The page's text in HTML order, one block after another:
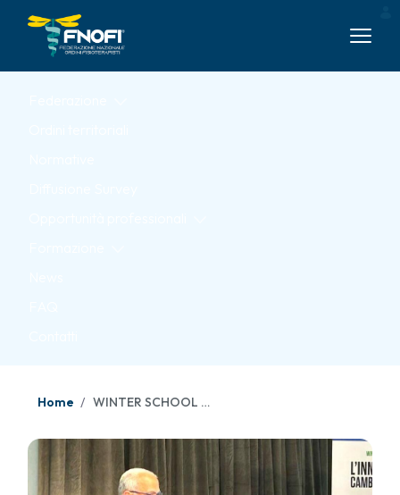
Skip to Main Content
Home WINTER SCHOOL MOTORE SANITA’ 2024: L’ INTERVENTO DI PIERO FERRANTE